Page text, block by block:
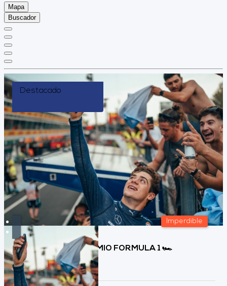
Mapa
Buscador
Destacado
Imperdible
BRASIL 🏆 GRAN PREMIO FORMULA 1 🏎️
INTERLAGOS -🏎️💫